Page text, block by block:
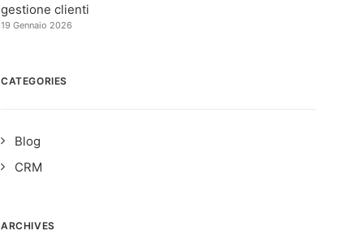
gestione clienti
19 Gennaio 2026
CATEGORIES
Blog
CRM
ARCHIVES